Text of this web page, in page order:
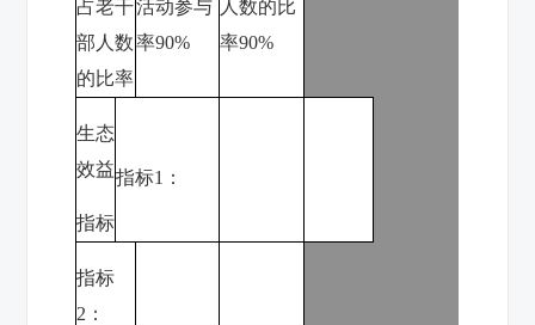
占老干
部人数
的比率
活动参与
率90%
人数的比
率90%
生态
效益
指标
指标1 ：
指标
2 ：